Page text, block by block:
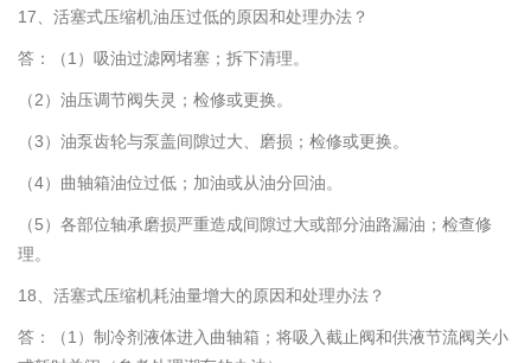
17、活塞式压缩机油压过低的原因和处理办法？
答：（1）吸油过滤网堵塞；拆下清理。
（2）油压调节阀失灵；检修或更换。
（3）油泵齿轮与泵盖间隙过大、磨损；检修或更换。
（4）曲轴箱油位过低；加油或从油分回油。
（5）各部位轴承磨损严重造成间隙过大或部分油路漏油；检查修
理。
18、活塞式压缩机耗油量增大的原因和处理办法？
答：（1）制冷剂液体进入曲轴箱；将吸入截止阀和供液节流阀关小